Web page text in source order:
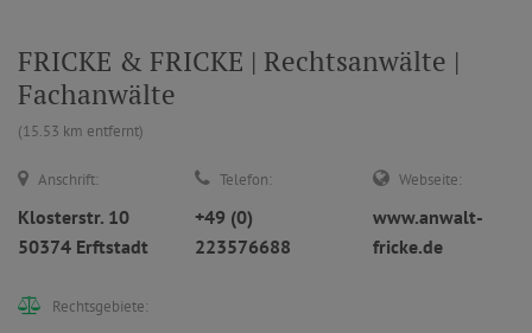
FRICKE & FRICKE | Rechtsanwälte |
Fachanwälte
(15.53 km entfernt)
Anschrift:
Klosterstr. 10
50374 Erftstadt
Telefon:
+49 (0)
223576688
Webseite:
www.anwalt-
fricke.de
Rechtsgebiete: